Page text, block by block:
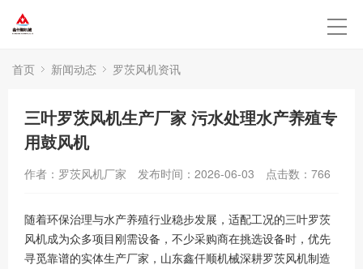
首页 新闻动态 罗茨风机资讯
三叶罗茨风机生产厂家 污水处理水产养殖专
用鼓风机
作者：罗茨风机厂家 发布时间：2026-06-03 点击数： 766
随着环保治理与水产养殖行业稳步发展，适配工况的三叶罗茨
风机成为众多项目刚需设备，不少采购商在挑选设备时，优先
寻觅靠谱的实体生产厂家，山东鑫仟顺机械深耕罗茨风机制造